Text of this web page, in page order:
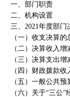
一、部门职责
二、机构设置
三、2021年度部门
（一）收支决算的
（二）决算收入
（三）决算支出
（四）财政拨款
（五）一般公共
（六）关于“三公”